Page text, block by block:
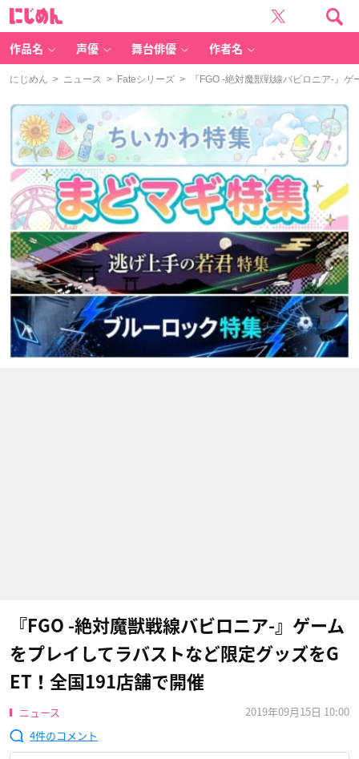
作品名 声優 舞台俳優 作者名
にじめん > ニュース > Fateシリーズ > 『FGO -絶対魔獣戦線バビロニア-』ゲ
『FGO -絶対魔獣戦線バビロニア-』ゲーム
をプレイしてラバストなど限定グッズをG
ET！全国191店舗で開催
ニュース
2019年09月15日 10:00
4